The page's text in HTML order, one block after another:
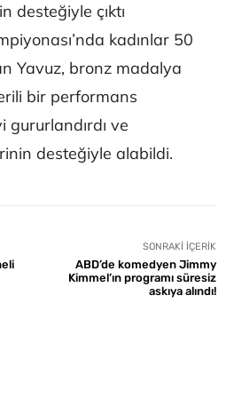
desteğiyle çıktı
kadınlar 50
Yavuz, bronz madalya
bir performans
gururlandırdı ve
desteğiyle alabildi.
SONRAKI İÇERIK
ABD’de komedyen Jimmy
Kimmel’ın programı süresiz
askıya alındı!